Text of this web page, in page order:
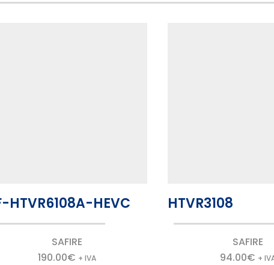
HTVR6108A-HEVC
SAFIRE
190.00€ + IVA
HTVR3108
SAFIRE
94.00€ +